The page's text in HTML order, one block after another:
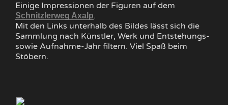
Einige Impressionen der Figuren auf dem
Schnitzlerweg Axalp.
Mit den Links unterhalb des Bildes lässt sich die
Sammlung nach Künstler, Werk und Entstehungs-
sowie Aufnahme-Jahr filtern. Viel Spaß beim
Stöbern.